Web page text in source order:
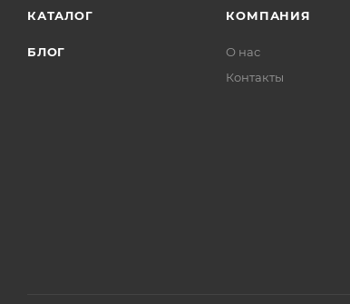
КАТАЛОГ
БЛОГ
КОМПАНИЯ
О нас
Контакты